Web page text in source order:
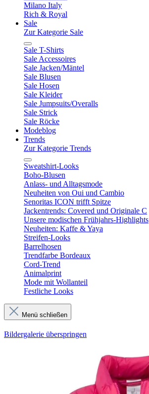
Milano Italy
Rich & Royal
Sale
Zur Kategorie Sale
Sale T-Shirts
Sale Accessoires
Sale Jacken/Mäntel
Sale Blusen
Sale Hosen
Sale Kleider
Sale Jumpsuits/Overalls
Sale Strick
Sale Röcke
Modeblog
Trends
Zur Kategorie Trends
Sweatshirt-Looks
Boho-Blusen
Anlass- und Alltagsmode
Neuheiten von Oui und Cambio
Senoritas ICON trifft Spitze
Jackentrends: Covered und Originale C
Unsere modischen Frühjahrs-Highlights
Neuheiten: Kaffe & Yaya
Streifen-Looks
Barrelhosen
Trendfarbe Bordeaux
Cord-Trend
Animalprint
Mode mit Wollanteil
Festliche Looks
Menü schließen
Bildergalerie überspringen